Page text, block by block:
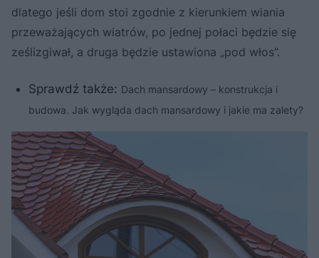
dlatego jeśli dom stoi zgodnie z kierunkiem wiania
przeważających wiatrów, po jednej połaci będzie się
ześlizgiwał, a druga będzie ustawiona „pod włos”.
Sprawdź także: Dach mansardowy – konstrukcja i
budowa. Jak wygląda dach mansardowy i jakie ma zalety?